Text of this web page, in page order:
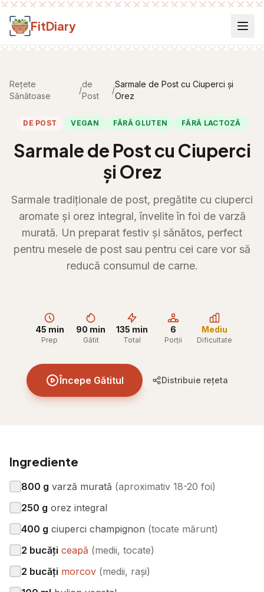
Salt la conținut
FitDiary
Rețete
Sănătoase
/
de
Post
/
Sarmale de Post cu Ciuperci și
Orez
DE POST VEGAN FĂRĂ GLUTEN FĂRĂ LACTOZĂ
Sarmale de Post cu Ciuperci
și Orez
Sarmale tradiționale de post, pregătite cu ciuperci
aromate și orez integral, învelite în foi de varză
murată. Un preparat festiv și sănătos, perfect
pentru mesele de post sau pentru cei care vor să
reducă consumul de carne.
45 min
Prep
90 min
Gătit
135 min
Total
6
Porții
Mediu
Dificultate
Începe Gătitul Distribuie rețeta
Ingrediente
800 g varză murată (aproximativ 18-20 foi)
250 g orez integral
400 g ciuperci champignon (tocate mărunt)
2 bucăți ceapă (medii, tocate)
2 bucăți morcov (medii, rași)